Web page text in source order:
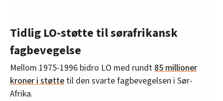
Tidlig LO-støtte til sørafrikansk
fagbevegelse
Mellom 1975-1996 bidro LO med rundt85 millioner
kroner i støtte til den svarte fagbevegelsen i Sør-
Afrika.